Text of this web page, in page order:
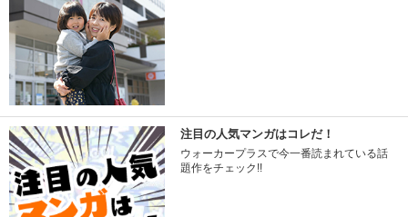
注目の人気マンガはコレだ！
ウォーカープラスで今一番読まれている話
題作をチェック!!